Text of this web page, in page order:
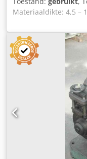
Materiaaldikte: 4,5 –
Bedrijfsspanning:
Machinegewicht ca.:
120 x H: 260 mm
LASKANTENVORMER
in kist
van plaatvormige
van het materiaal
(matrijs) en
zoals op de foto,